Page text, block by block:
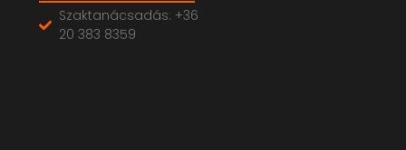
Szaktanácsadás: +36
20 383 8359